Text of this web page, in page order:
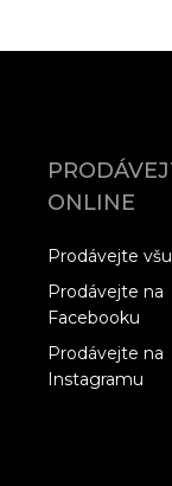
ONLINE
Prodávejte
Prodávejte na
Facebooku
Prodávejte na
Instagramu